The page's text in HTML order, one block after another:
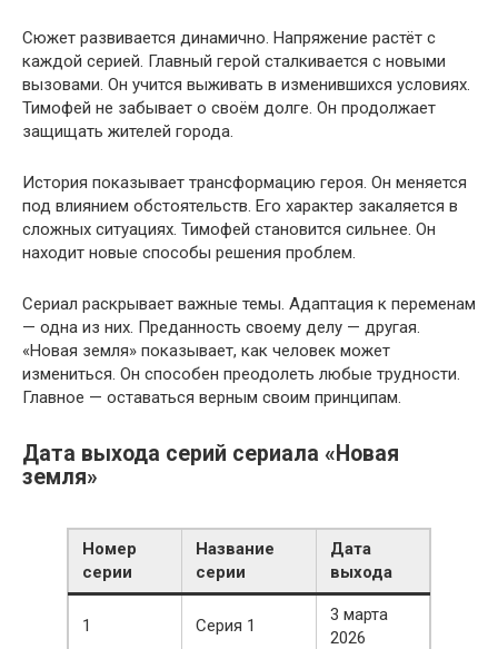
Сюжет развивается динамично. Напряжение растёт с
каждой серией. Главный герой сталкивается с новыми
вызовами. Он учится выживать в изменившихся условиях.
Тимофей не забывает о своём долге. Он продолжает
защищать жителей города.
История показывает трансформацию героя. Он меняется
под влиянием обстоятельств. Его характер закаляется в
сложных ситуациях. Тимофей становится сильнее. Он
находит новые способы решения проблем.
Сериал раскрывает важные темы. Адаптация к переменам
— одна из них. Преданность своему делу — другая.
«Новая земля» показывает, как человек может
измениться. Он способен преодолеть любые трудности.
Главное — оставаться верным своим принципам.
Дата выхода серий сериала «Новая
земля»
Номер
серии
Название
серии
Дата
выхода
1 Серия 1
3 марта
2026